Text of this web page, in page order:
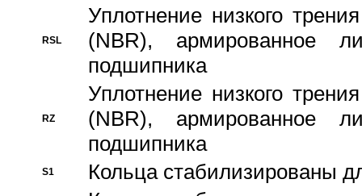
RSL
Уплотнение низкого
(NBR), армированное
подшипника
RZ
Уплотнение низкого
(NBR), армированное
подшипника
S1 Кольца стабилизированы